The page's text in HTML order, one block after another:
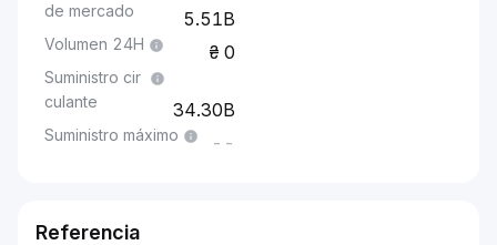
de mercado
5.51B
Volumen 24H 0
Suministro cir
culante
34.30B
Suministro máximo --
Referencia